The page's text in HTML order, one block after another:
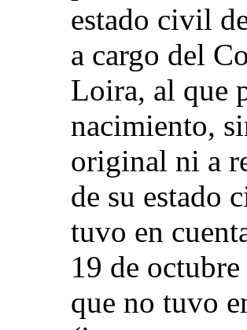
estado civil
a cargo del
Loira, al que
nacimiento,
original ni a
de su estado
tuvo en
19 de
que no tuvo